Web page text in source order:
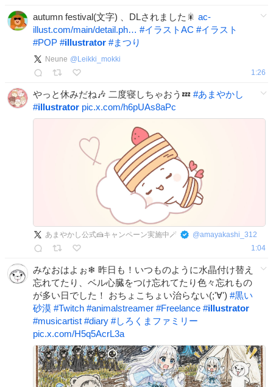
autumn festival(文字) 、DLされました🎇 ac-
illust.com/main/detail.ph… #イラストAC #イラスト
#POP #illustrator #まつり
Neune @ Leikki_mokki
1:26
やっと休みだね🎶 二度寝しちゃおう💤 #あまやかし
#illustrator pic.x.com/h6pUAs8aPc
あまやかし公式🍰キャンペーン実施中🪄 @amayakashi_312
1:04
みなおはよぉ❄ 昨日も！いつものように水晶付け替え
忘れてたり、ベル心臓をつけ忘れてたり色々忘れもの
が多い日でした！ おちょこちょい治らない(;'∀') #黒い
砂漠 #Twitch #animalstreamer #Freelance #illustrator
#musicartist #diary #しろくまファミリー
pic.x.com/H5q5AcrL3a